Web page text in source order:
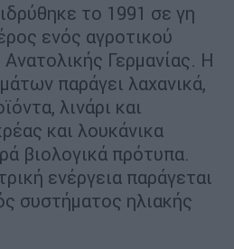
ιδρύθηκε το 1991 σε γη
ενός αγροτικού
Γερμανίας. Η
παράγει λαχανικά,
λινάρι και
και λουκάνικα
βιολογικά πρότυπα.
ενέργεια παράγεται
συστήματος ηλιακής